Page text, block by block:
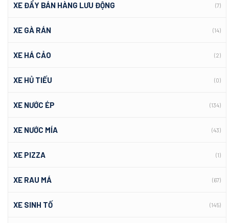
XE ĐẨY BÁN HÀNG LƯU ĐỘNG (7)
XE GÀ RÁN (14)
XE HÁ CẢO (2)
XE HỦ TIẾU (0)
XE NƯỚC ÉP (134)
XE NƯỚC MÍA (43)
XE PIZZA (1)
XE RAU MÁ (67)
XE SINH TỐ (145)